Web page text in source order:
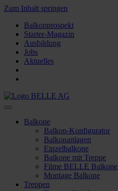
Zum Inhalt springen
Balkonprospekt
Starter-Magazin
Ausbildung
Jobs
Aktuelles
Balkone
Balkon-Konfigurator
Balkonanlagen
Einzelbalkone
Balkone mit Treppe
Filme BELLE Balkone
Montage Balkone
Treppen